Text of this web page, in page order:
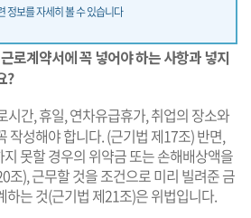
정보를 자세히 볼 수 있습니다
로계약서에 꼭 넣어야 하는 사항과 넣지
?
간, 휴일, 연차유급휴가, 취업의 장소와
작성해야 합니다. (근기법 제17조) 반면,
못할 경우의 위약금 또는 손해배상액을
조), 근무할 것을 조건으로 미리 빌려준 금
하는 것(근기법 제21조)은 위법입니다.